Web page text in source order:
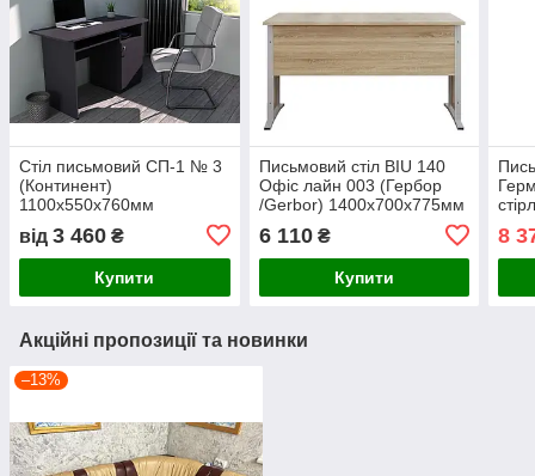
Стіл письмовий СП-1 № 3
(Континент)
1100х550х760мм
від 3 460 ₴
Купити
Письмовий стіл BIU 140
Офіс лайн 003 (Гербор
/Gerbor) 1400х700х775мм
6 110₴
Купити
8
Акційні пропозиції та новинки
–13%